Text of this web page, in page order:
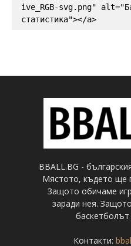
ive_RGB-svg.png"
статистика"></a>
BBALL.BG -
Мястото, където ще
Защото обичаме
заради нея.
баскетболът
Контакти: